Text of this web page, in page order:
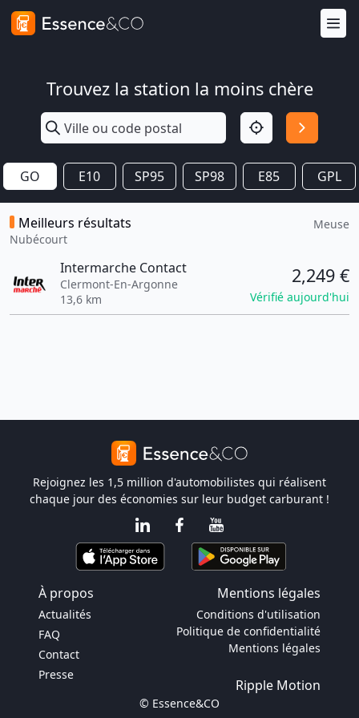
Trouvez la station la moins chère
GO E10 SP95 SP98 E85 GPL
Meilleurs résultats
Nubécourt
Meuse
Intermarche Contact
Clermont-En-Argonne
13,6 km
2,249 €
Vérifié aujourd'hui
Rejoignez les 1,5 million d'automobilistes qui réalisent
chaque jour des économies sur leur budget carburant !
À propos Mentions légales
Actualités
FAQ
Contact
Presse
Conditions d'utilisation
Politique de confidentialité
Mentions légales
Ripple Motion
© Essence&CO